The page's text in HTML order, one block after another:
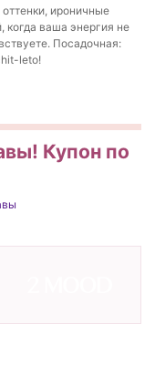
ироничные
ваша энергия не
Посадочная:
leto!
Купон по